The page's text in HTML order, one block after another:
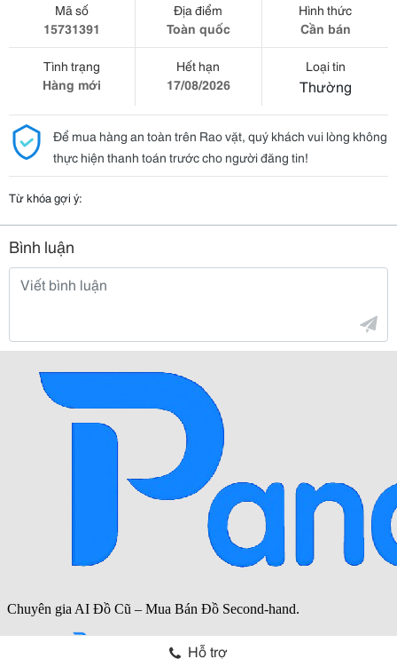
Mã số
15731391
Địa điểm
Toàn quốc
Hình thức
Cần bán
Tình trạng
Hàng mới
Hết hạn
17/08/2026
Loại tin
Thường
Để mua hàng an toàn trên Rao vặt, quý khách vui lòng không
thực hiện thanh toán trước cho người đăng tin!
Từ khóa gợi ý:
Bình luận
Hỗ trợ